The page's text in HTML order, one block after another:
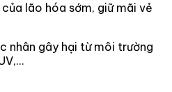
lão hóa sớm, giữ mãi vẻ
nhân gây hại từ môi trường